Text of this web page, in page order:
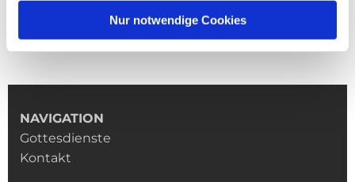
Nur notwendige Cookies
NAVIGATION
Gottesdienste
Kontakt